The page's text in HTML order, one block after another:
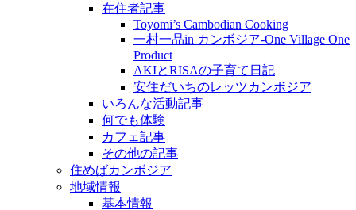
在住者記事
Toyomi’s Cambodian Cooking
一村一品in カンボジア-One Village One
Product
AKIとRISAの子育て日記
安住だいちのレッツカンボジア
いろんな活動記事
何でも体験
カフェ記事
その他の記事
住めばカンボジア
地域情報
基本情報